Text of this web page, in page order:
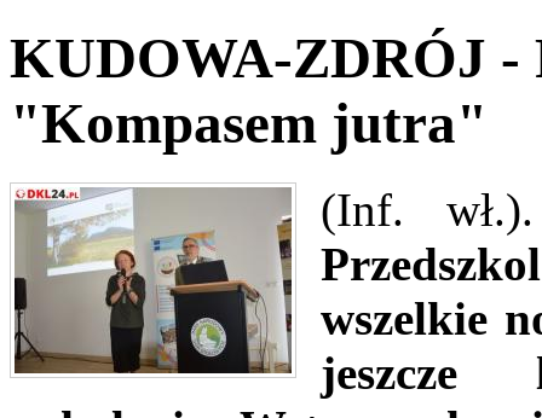
KUDOWA-ZDRÓJ -
"Kompasem jutra"
(Inf.
wszelkie
jeszcze